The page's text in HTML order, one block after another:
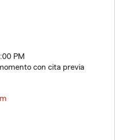
PM
con cita previa